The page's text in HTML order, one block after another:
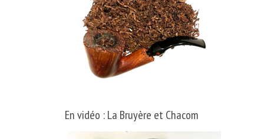
En vidéo : La Bruyère et Chacom